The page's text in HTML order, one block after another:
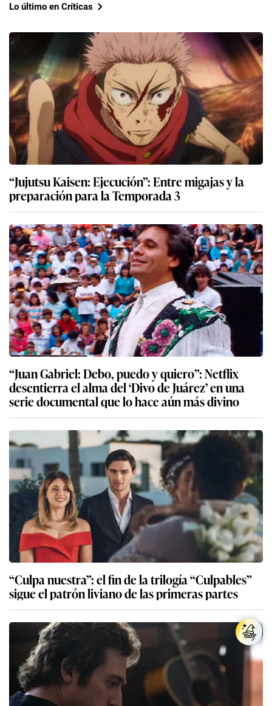
Lo último en Críticas
“Jujutsu Kaisen: Ejecución”: Entre migajas y la
preparación para la Temporada 3
“Juan Gabriel: Debo, puedo y quiero”: Netflix
desentierra el alma del ‘Divo de Juárez’ en una
serie documental que lo hace aún más divino
“Culpa nuestra”: el fin de la trilogía “Culpables”
sigue el patrón liviano de las primeras partes